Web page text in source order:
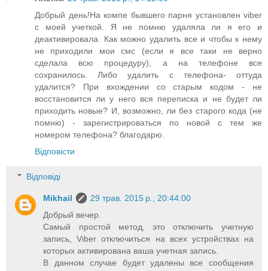
Добрый день!На компе бывшего парня установлен viber
с моей учеткой. Я не помню удаляла ли я его и
деактивировала. Как можно удалить все и чтобы к нему
не приходили мои смс (если я все таки не верно
сделала всю процедуру), а на телефоне все
сохранилось. Либо удалить с телефона- оттуда
удалится? При вхождении со старым кодом - не
восстановится ли у него вся переписка и не будет ли
приходить новые? И, возможно, ли без старого кода (не
помню) - зарегистрироваться по новой с тем же
номером телефона? благодарю.
Відповісти
Відповіді
Mikhail
29 трав. 2015 р., 20:44:00
Добрый вечер.
Самый простой метод, это отключить учетную
запись, Viber отключиться на всех устройствах на
которых активирована ваша учетная запись.
В данном случае будет удалены все сообщения